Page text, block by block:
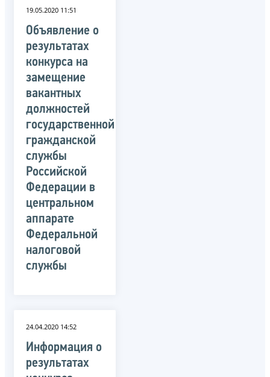
19.05.2020 11:51
Объявление о
результатах
конкурса на
замещение
вакантных
должностей
государственной
гражданской
службы
Российской
Федерации в
центральном
аппарате
Федеральной
налоговой
службы
24.04.2020 14:52
Информация о
результатах